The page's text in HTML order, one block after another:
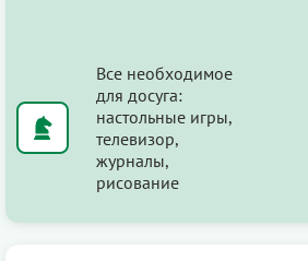
Все необходимое
для досуга:
настольные игры,
телевизор,
журналы,
рисование